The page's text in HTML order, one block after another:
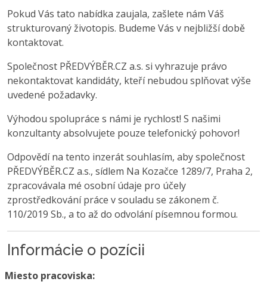
Pokud Vás tato nabídka zaujala, zašlete nám Váš
strukturovaný životopis. Budeme Vás v nejbližší době
kontaktovat.
Společnost PŘEDVÝBĚR.CZ a.s. si vyhrazuje právo
nekontaktovat kandidáty, kteří nebudou splňovat výše
uvedené požadavky.
Výhodou spolupráce s námi je rychlost! S našimi
konzultanty absolvujete pouze telefonický pohovor!
Odpovědí na tento inzerát souhlasím, aby společnost
PŘEDVÝBĚR.CZ a.s., sídlem Na Kozačce 1289/7, Praha 2,
zpracovávala mé osobní údaje pro účely
zprostředkování práce v souladu se zákonem č.
110/2019 Sb., a to až do odvolání písemnou formou.
Informácie o pozícii
Miesto pracoviska: